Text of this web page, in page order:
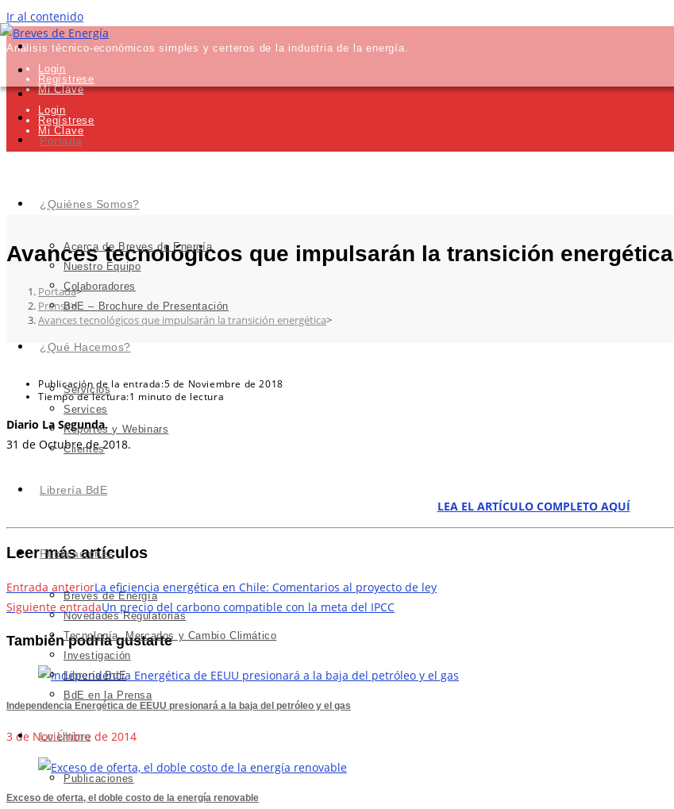
Ir al contenido
Análisis técnico-económicos simples y certeros de la industria de la energía.
Login
Regístrese
Mi Clave
Login
Regístrese
Mi Clave
Portada
¿Quiénes Somos?
Acerca de Breves de Energía
Nuestro Equipo
Colaboradores
BdE – Brochure de Presentación
¿Qué Hacemos?
Servicios
Services
Reportes y Webinars
Clientes
Librería BdE
Publicaciones
Breves de Energía
Novedades Regulatorias
Tecnología, Mercados y Cambio Climático
Investigación
Librería BdE
BdE en la Prensa
Lo Último
Publicaciones
Avances tecnológicos que impulsarán la transición energética
Portada>
Prensa>
Avances tecnológicos que impulsarán la transición energética>
Publicación de la entrada:5 de Noviembre de 2018
Tiempo de lectura:1 minuto de lectura
Diario La Segunda.
31 de Octubre de 2018.
LEA EL ARTÍCULO COMPLETO AQUÍ
Leer más artículos
Entrada anteriorLa eficiencia energética en Chile: Comentarios al proyecto de ley
Siguiente entradaUn precio del carbono compatible con la meta del IPCC
También podría gustarte
Independencia Energética de EEUU presionará a la baja del petróleo y el gas
3 de Noviembre de 2014
Exceso de oferta, el doble costo de la energía renovable